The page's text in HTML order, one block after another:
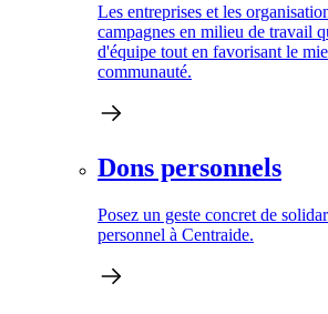
Les entreprises et les
campagnes en milieu de travail
d'équipe tout en favorisant le
communauté.
Dons personnels
Posez un geste concret de
personnel à Centraide.